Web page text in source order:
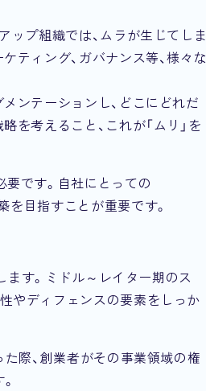
ップ組織では、ムラが生じてしま
ティング、ガバナンス等、様々な
ンテーションし、どこにどれだ
を考えること、これが「ムリ」を
要です。自社にとっての
を目指すことが重要です。
す。ミドル～レイター期のス
やディフェンスの要素をしっか
際、創業者がその事業領域の権